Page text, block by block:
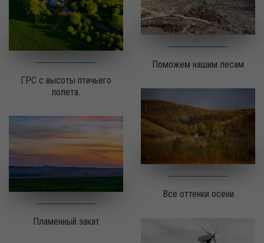
ГРС с высоты птичьего
полета.
Пламенный закат
Поможем нашим лесам
Все оттенки осени